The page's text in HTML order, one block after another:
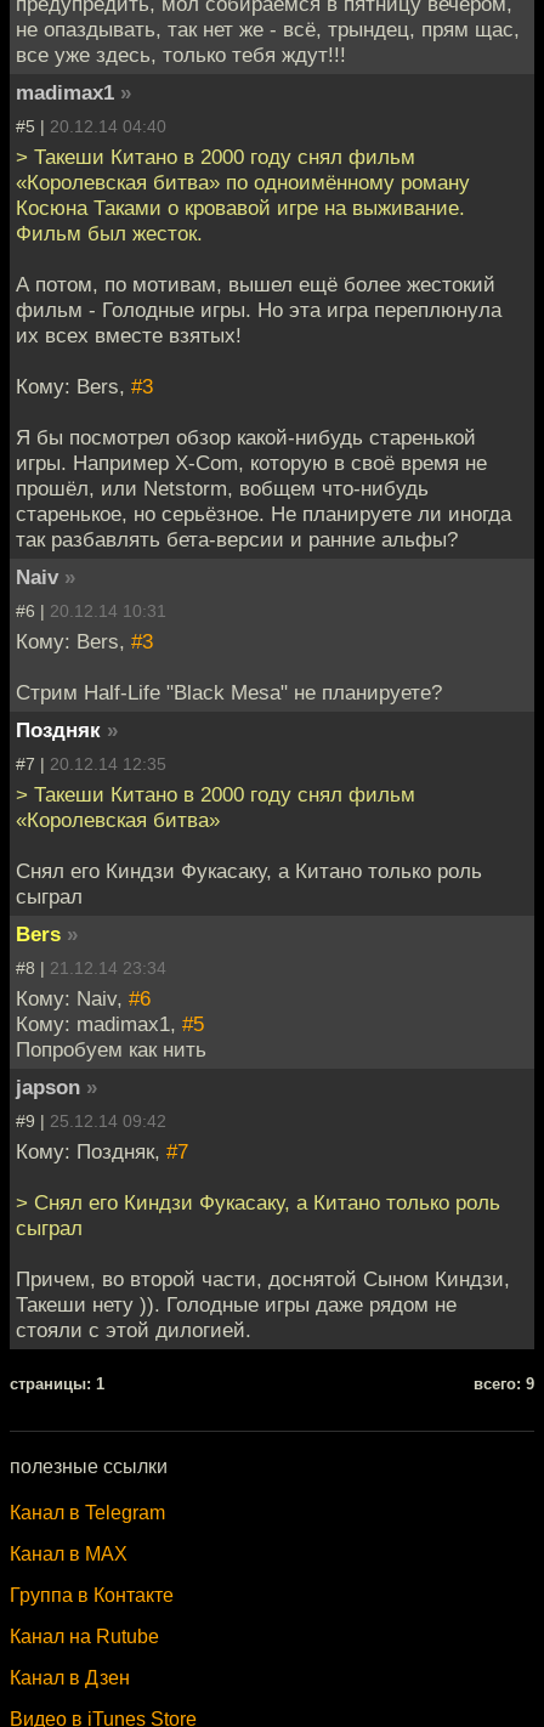
не опаздывать, так нет же - всё, трындец, прям щас,
все уже здесь, только тебя ждут!!!
madimax1 »
#5 | 20.12.14 04:40
> Такеши Китано в 2000 году снял фильм
«Королевская битва» по одноимённому роману
Косюна Таками о кровавой игре на выживание.
Фильм был жесток.
А потом, по мотивам, вышел ещё более жестокий
фильм - Голодные игры. Но эта игра переплюнула
их всех вместе взятых!
Кому: Bers, #3
Я бы посмотрел обзор какой-нибудь старенькой
игры. Например X-Com, которую в своё время не
прошёл, или Netstorm, вобщем что-нибудь
старенькое, но серьёзное. Не планируете ли иногда
так разбавлять бета-версии и ранние альфы?
Naiv »
#6 | 20.12.14 10:31
Кому: Bers, #3
Стрим Half-Life "Black Mesa" не планируете?
Поздняк »
#7 | 20.12.14 12:35
> Такеши Китано в 2000 году снял фильм
«Королевская битва»
Снял его Киндзи Фукасаку, а Китано только роль
сыграл
Bers »
#8 | 21.12.14 23:34
Кому: Naiv, #6
Кому: madimax1, #5
Попробуем как нить
japson »
#9 | 25.12.14 09:42
Кому: Поздняк, #7
> Снял его Киндзи Фукасаку, а Китано только роль
сыграл
Причем, во второй части, доснятой Сыном Киндзи,
Такеши нету )). Голодные игры даже рядом не
стояли с этой дилогией.
cтраницы: 1 всего: 9
полезные ссылки
Канал в Telegram
Канал в MAX
Группа в Контакте
Канал на Rutube
Канал в Дзен
Видео в iTunes Store